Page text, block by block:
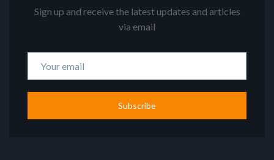
Sign up and receive the latest updates and articles
via email
Subscribe